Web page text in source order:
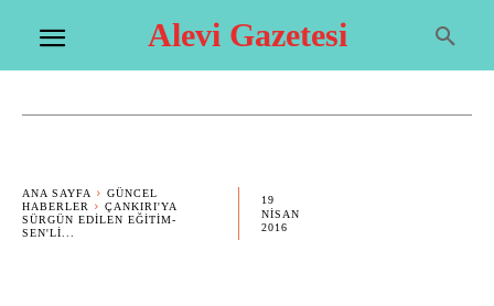
Alevi Gazetesi
ANA SAYFA
GÜNCEL
HABERLER
ÇANKIRI'YA
SÜRGÜN EDILEN EĞITIM-
SEN'LI...
19
NISAN
2016